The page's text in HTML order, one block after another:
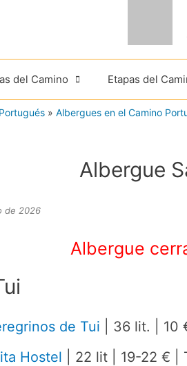
del Camino Etapas del
» Albergues en el Camino
Albergue
de 2026
Albergue
de Tui | 36 lit. | 10
Hostel | 22 lit | 19-22 € |